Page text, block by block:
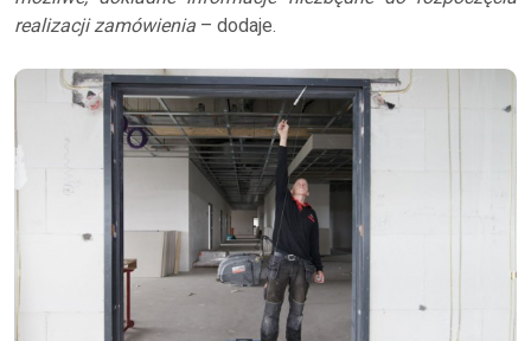
realizacji zamówienia – dodaje.